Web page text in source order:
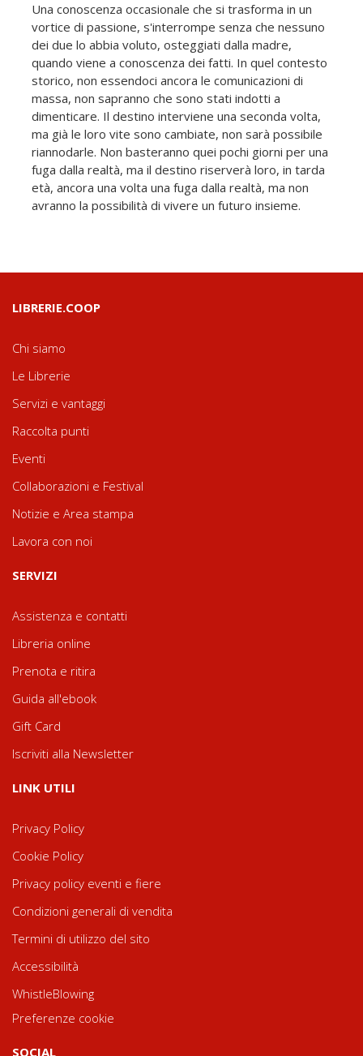
Una conoscenza occasionale che si trasforma in un
vortice di passione, s'interrompe senza che nessuno
dei due lo abbia voluto, osteggiati dalla madre,
quando viene a conoscenza dei fatti. In quel contesto
storico, non essendoci ancora le comunicazioni di
massa, non sapranno che sono stati indotti a
dimenticare. Il destino interviene una seconda volta,
ma già le loro vite sono cambiate, non sarà possibile
riannodarle. Non basteranno quei pochi giorni per una
fuga dalla realtà, ma il destino riserverà loro, in tarda
età, ancora una volta una fuga dalla realtà, ma non
avranno la possibilità di vivere un futuro insieme.
LIBRERIE.COOP
Chi siamo
Le Librerie
Servizi e vantaggi
Raccolta punti
Eventi
Collaborazioni e Festival
Notizie e Area stampa
Lavora con noi
SERVIZI
Assistenza e contatti
Libreria online
Prenota e ritira
Guida all'ebook
Gift Card
Iscriviti alla Newsletter
LINK UTILI
Privacy Policy
Cookie Policy
Privacy policy eventi e fiere
Condizioni generali di vendita
Termini di utilizzo del sito
Accessibilità
WhistleBlowing
Preferenze cookie
SOCIAL